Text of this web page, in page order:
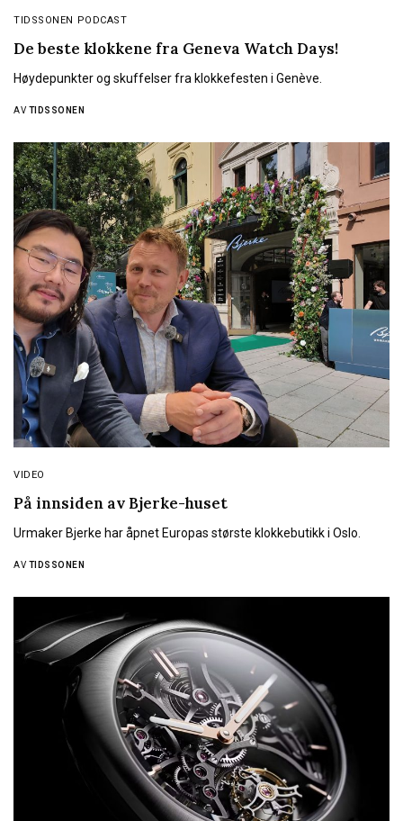
TIDSSONEN PODCAST
De beste klokkene fra Geneva Watch Days!
Høydepunkter og skuffelser fra klokkefesten i Genève.
AV TIDSSONEN
VIDEO
På innsiden av Bjerke-huset
Urmaker Bjerke har åpnet Europas største klokkebutikk i Oslo.
AV TIDSSONEN